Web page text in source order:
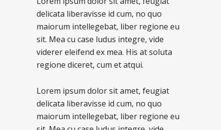
delicata liberavisse id cum, no quo
maiorum intellegebat, liber regione eu
sit. Mea cu case ludus integre, vide
viderer eleifend ex mea. His at soluta
regione diceret, cum et atqui.
Lorem ipsum dolor sit amet, feugiat
delicata liberavisse id cum, no quo
maiorum intellegebat, liber regione eu